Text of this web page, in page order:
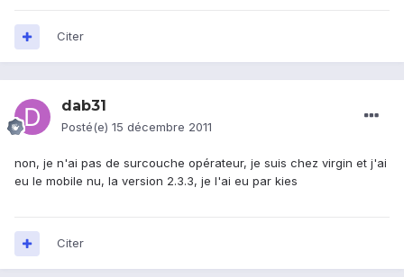
Citer
dab31
Posté(e) 15 décembre 2011
non, je n'ai pas de surcouche opérateur, je suis chez virgin et j'ai
eu le mobile nu, la version 2.3.3, je l'ai eu par kies
Citer